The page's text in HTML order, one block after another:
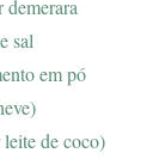
demerara
sal
em pó
de coco)